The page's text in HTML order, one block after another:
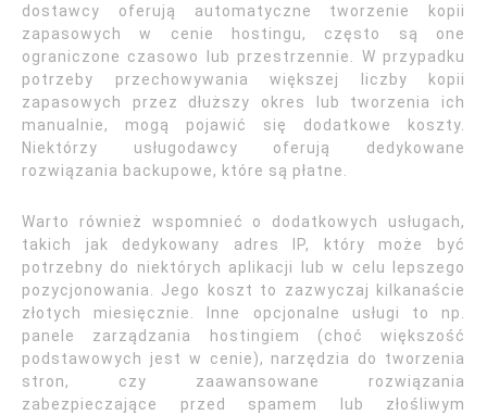
dostawcy oferują automatyczne tworzenie kopii
zapasowych w cenie hostingu, często są one
ograniczone czasowo lub przestrzennie. W przypadku
potrzeby przechowywania większej liczby kopii
zapasowych przez dłuższy okres lub tworzenia ich
manualnie, mogą pojawić się dodatkowe koszty.
Niektórzy usługodawcy oferują dedykowane
rozwiązania backupowe, które są płatne.
Warto również wspomnieć o dodatkowych usługach,
takich jak dedykowany adres IP, który może być
potrzebny do niektórych aplikacji lub w celu lepszego
pozycjonowania. Jego koszt to zazwyczaj kilkanaście
złotych miesięcznie. Inne opcjonalne usługi to np.
panele zarządzania hostingiem (choć większość
podstawowych jest w cenie), narzędzia do tworzenia
stron, czy zaawansowane rozwiązania
zabezpieczające przed spamem lub złośliwym